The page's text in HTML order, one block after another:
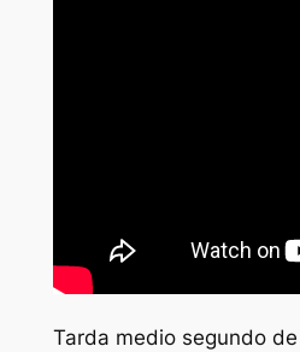
Tarda medio segundo